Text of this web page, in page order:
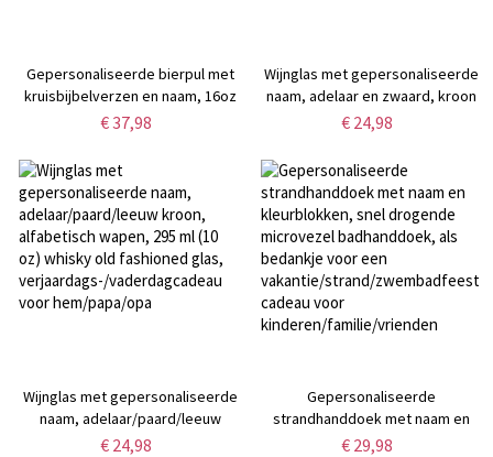
Gepersonaliseerde bierpul met
kruisbijbelverzen en naam, 16oz
helder gematteerde bierpul,
cadeau voor papa/opa/familie
€ 37,98
Wijnglas met gepersonaliseerde
naam, adelaar en zwaard, kroon
en alfabet, 295 ml (10 oz)
glas,
verjaardags-/Vaderdag-/
voor hem/papa/beste man
€ 24,98
Wijnglas met gepersonaliseerde
naam, adelaar/paard/leeuw
kroon, alfabetisch wapen, 295 ml
€ 24,98
Gepersonaliseerde
strandhanddoek met naam en
kleurblokken, snel drogende
€ 29,98